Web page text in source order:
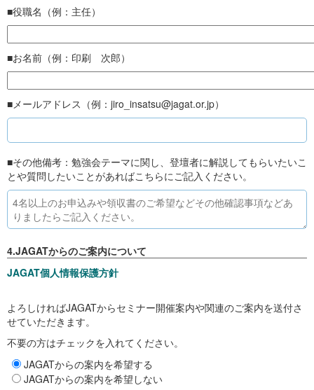
■役職名（例：主任）
■お名前（例：印刷 次郎）
■メールアドレス（例：jiro_insatsu@jagat.or.jp）
■その他備考：勉強会テーマに関し、登壇者に解説してもらいたいこ
とや質問したいことがあればこちらにご記入ください。
4.JAGATからのご案内について
JAGAT個人情報保護方針
よろしければJAGATからセミナー開催案内や関連のご案内を送付さ
せていただきます。
不要の方はチェックを入れてください。
JAGATからの案内を希望する
JAGATからの案内を希望しない